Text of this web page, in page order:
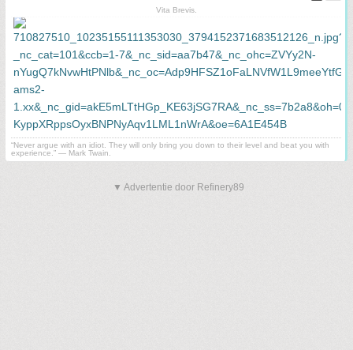
Vita Brevis.
“Never argue with an idiot. They will only bring you down to their level and beat you with
experience.” ― Mark Twain.
▼ Advertentie door Refinery89